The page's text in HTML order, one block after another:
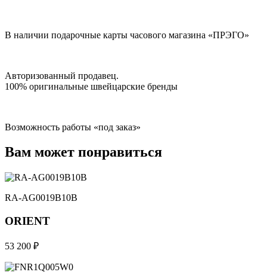
В наличии подарочные карты часового магазина «ПРЭГО»
Авторизованный продавец.
100% оригинальные швейцарские бренды
Возможность работы «под заказ»
Вам может понравиться
RA-AG0019B10B
ORIENT
53 200 ₽